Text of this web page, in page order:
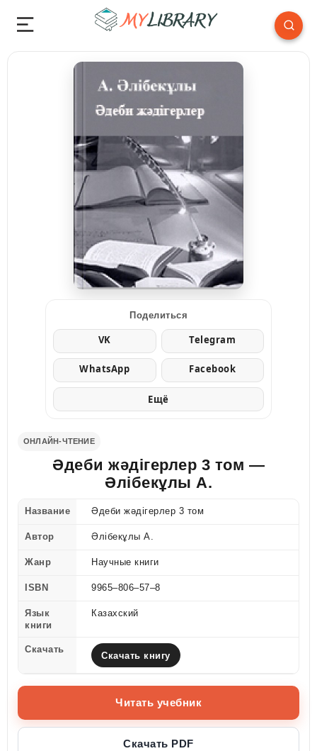
Поделиться
VK Telegram
WhatsApp Facebook
Ещё
ОНЛАЙН-ЧТЕНИЕ
Əдеби жəдігерлер 3 том —
Әлібекұлы А.
Название Əдеби жəдігерлер 3 том
Автор Әлібекұлы А.
Жанр Научные книги
ISBN 9965–806–57–8
Язык
книги
Казахский
Скачать
Скачать книгу
Читать учебник
Скачать PDF